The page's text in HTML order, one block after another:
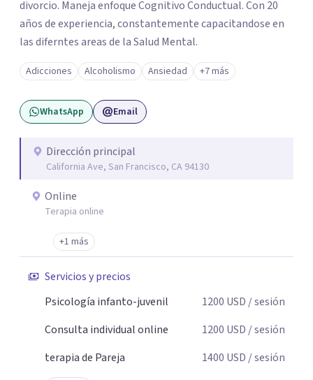
divorcio. Maneja enfoque Cognitivo Conductual. Con 20
años de experiencia, constantemente capacitandose en
las diferntes areas de la Salud Mental.
Adicciones Alcoholismo Ansiedad +7 más
WhatsApp Email
Dirección principal
California Ave, San Francisco, CA 94130
Online
Terapia online
+1 más
Servicios y precios
Psicología infanto-juvenil
1200 USD / sesión
Consulta individual online
1200 USD / sesión
terapia de Pareja
1400 USD / sesión